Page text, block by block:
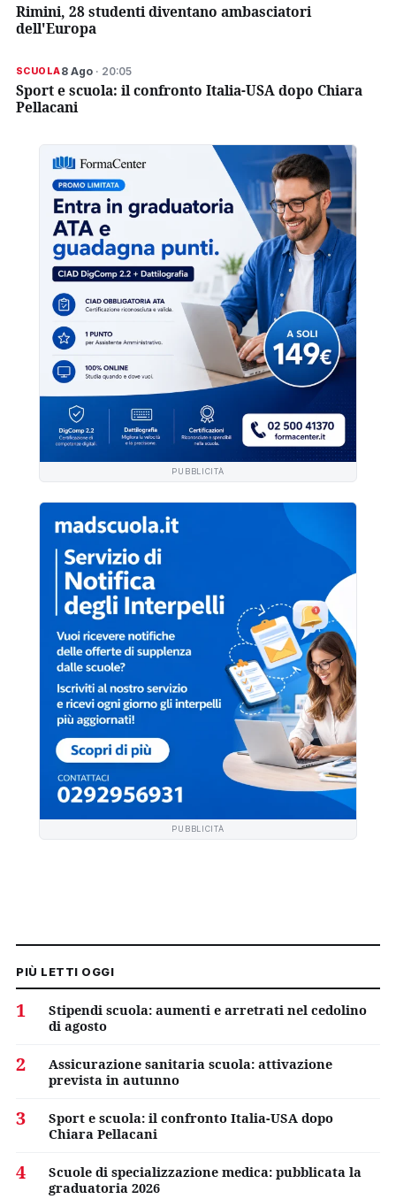
Rimini, 28 studenti diventano ambasciatori
dell'Europa
SCUOLA8 Ago· 20:05
Sport e scuola: il confronto Italia-USA dopo Chiara
Pellacani
PUBBLICITÀ
PUBBLICITÀ
PIÙ LETTI OGGI
1
Stipendi scuola: aumenti e arretrati nel cedolino
di agosto
2
Assicurazione sanitaria scuola: attivazione
prevista in autunno
3
Sport e scuola: il confronto Italia-USA dopo
Chiara Pellacani
4
Scuole di specializzazione medica: pubblicata la
graduatoria 2026